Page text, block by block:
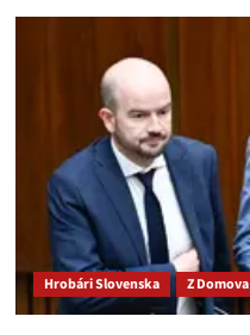
Luboš
Opozícia
tlačí
na
Brusel,
aby
Slovensku
zastavil
eurofondy!
Hrobári Slovenska Z Domova